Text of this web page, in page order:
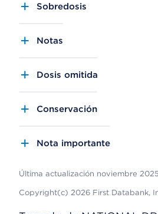
Sobredosis
Notas
Dosis omitida
Conservación
Nota importante
Última actualización noviembre
Copyright(c) 2026 First Databank,